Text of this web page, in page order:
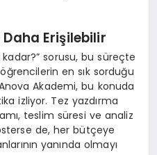
Daha Erişilebilir
sorusu, bu süreçte
en sık sorduğu
Akademi, bu konuda
izliyor. Tez yazdırma
teslim süresi ve analiz
de, her bütçeye
yanında olmayı